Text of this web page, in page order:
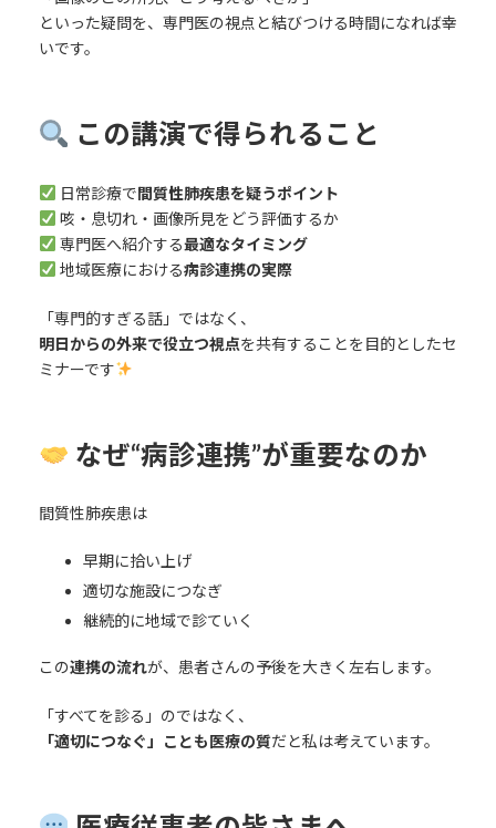
といった疑問を、専門医の視点と結びつける時間になれば幸
いです。
この講演で得られること
日常診療で間質性肺疾患を疑うポイント
咳・息切れ・画像所見をどう評価するか
専門医へ紹介する最適なタイミング
地域医療における病診連携の実際
「専門的すぎる話」ではなく、
明日からの外来で役立つ視点を共有することを目的としたセ
ミナーです
なぜ“病診連携”が重要なのか
間質性肺疾患は
早期に拾い上げ
適切な施設につなぎ
継続的に地域で診ていく
この連携の流れが、患者さんの予後を大きく左右します。
「すべてを診る」のではなく、
「適切につなぐ」ことも医療の質だと私は考えています。